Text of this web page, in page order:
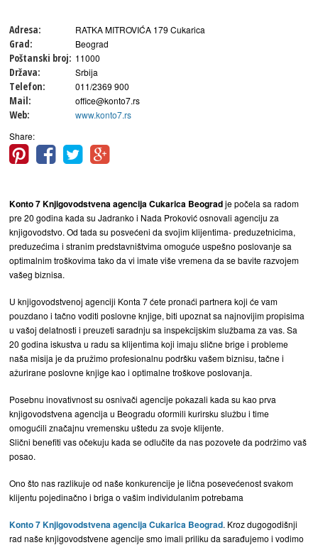
Adresa: RATKA MITROVIĆA 179 Cukarica
Grad: Beograd
Poštanski broj: 11000
Država: Srbija
Telefon: 011/2369 900
Mail: office@konto7.rs
Web:
www.konto7.rs
Share:
Konto 7 Knjigovodstvena agencija Cukarica Beogradje počela sa radom
pre 20 godina kada su Jadranko i Nada Proković osnovali agenciju za
knjigovodstvo. Od tada su posvećeni da svojim klijentima- preduzetnicima,
preduzećima i stranim predstavništvima omoguće uspešno poslovanje sa
optimalnim troškovima tako da vi imate više vremena da se bavite razvojem
vašeg biznisa.
U knjigovodstvenoj agenciji Konta 7 ćete pronaći partnera koji će vam
pouzdano i tačno voditi poslovne knjige, biti upoznat sa najnovijim propisima
u vašoj delatnosti i preuzeti saradnju sa inspekcijskim službama za vas. Sa
20 godina iskustva u radu sa klijentima koji imaju slične brige i probleme
naša misija je da pružimo profesionalnu podršku vašem biznisu, tačne i
ažurirane poslovne knjige kao i optimalne troškove poslovanja.
Posebnu inovativnost su osnivači agencije pokazali kada su kao prva
knjigovodstvena agencija u Beogradu oformili kurirsku službu i time
omogućili značajnu vremensku uštedu za svoje klijente.
Slični benefiti vas očekuju kada se odlučite da nas pozovete da podržimo vaš
posao.
Ono što nas razlikuje od naše konkurencije je lična posevećenost svakom
klijentu pojedinačno i briga o vašim individulanim potrebama
Konto 7 Knjigovodstvena agencija Cukarica Beograd. Kroz dugogodišnji
rad naše knjigovodstvene agencije smo imali priliku da sarađujemo i vodimo